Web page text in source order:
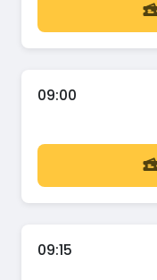
09:00
09:15